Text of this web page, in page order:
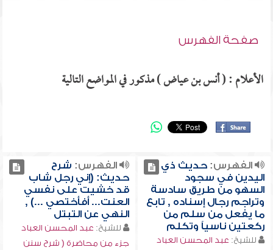
صفحة الفهرس
الأعلام : ( أنس بن عياض ) مذكور في المواضع التالية
الفهرس:حديث ذي
اليدين في سجود
السهو من طريق سادسة
وتراجم رجال إسناده , تابع
ما يفعل من سلم من
ركعتين ناسياً وتكلم
للشيخ: عبد المحسن العباد
الفهرس: شرح
حديث: (إني رجل شاب
قد خشيت على نفسي
العنت... أفأختصي ...) ,
النهي عن التبتل
للشيخ: عبد المحسن العباد
جزء من محاضرة ( شرح سنن